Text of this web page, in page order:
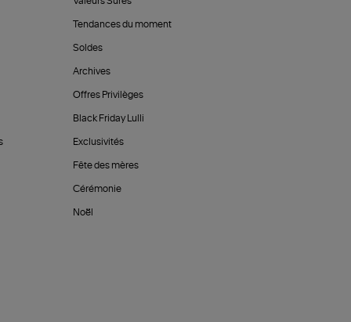
Tendances du moment
Soldes
Archives
Offres Privilèges
Black Friday Lulli
Exclusivités
Fête des mères
Cérémonie
Noël